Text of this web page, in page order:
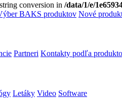
conversion in /data/1/e/
BAKS produktov Nové
Partneri Kontakty podľa
Letáky Video Software